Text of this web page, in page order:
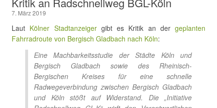
7. März 2019
Laut Kölner Stadtanzeigergibt es Kritik an der geplanten
Fahrradroute von Bergisch Gladbach nach Köln:
Eine Machbarkeitsstudie der Städte Köln und
Bergisch Gladbach sowie des Rheinisch-
Bergischen Kreises für eine schnelle
Radwegeverbindung zwischen Bergisch Gladbach
und Köln stößt auf Widerstand. Die „Initiative